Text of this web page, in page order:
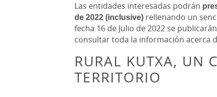
Las entidades interesadas podrán
de 2022 (inclusive) rellenando un
fecha 16 de Julio de 2022 se
consultar toda la información acerca
RURAL KUTXA, UN
TERRITORIO